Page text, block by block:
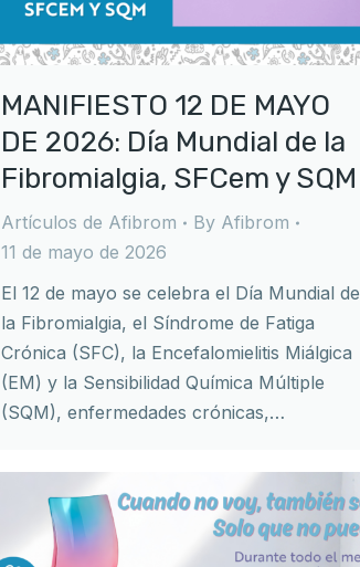
MANIFIESTO 12 DE MAYO
DE 2026: Día Mundial de la
Fibromialgia, SFCem y SQM
Artículos de Afibrom By Afibrom
11 de mayo de 2026
El 12 de mayo se celebra el Día Mundial de
la Fibromialgia, el Síndrome de Fatiga
Crónica (SFC), la Encefalomielitis Miálgica
(EM) y la Sensibilidad Química Múltiple
(SQM), enfermedades crónicas,…